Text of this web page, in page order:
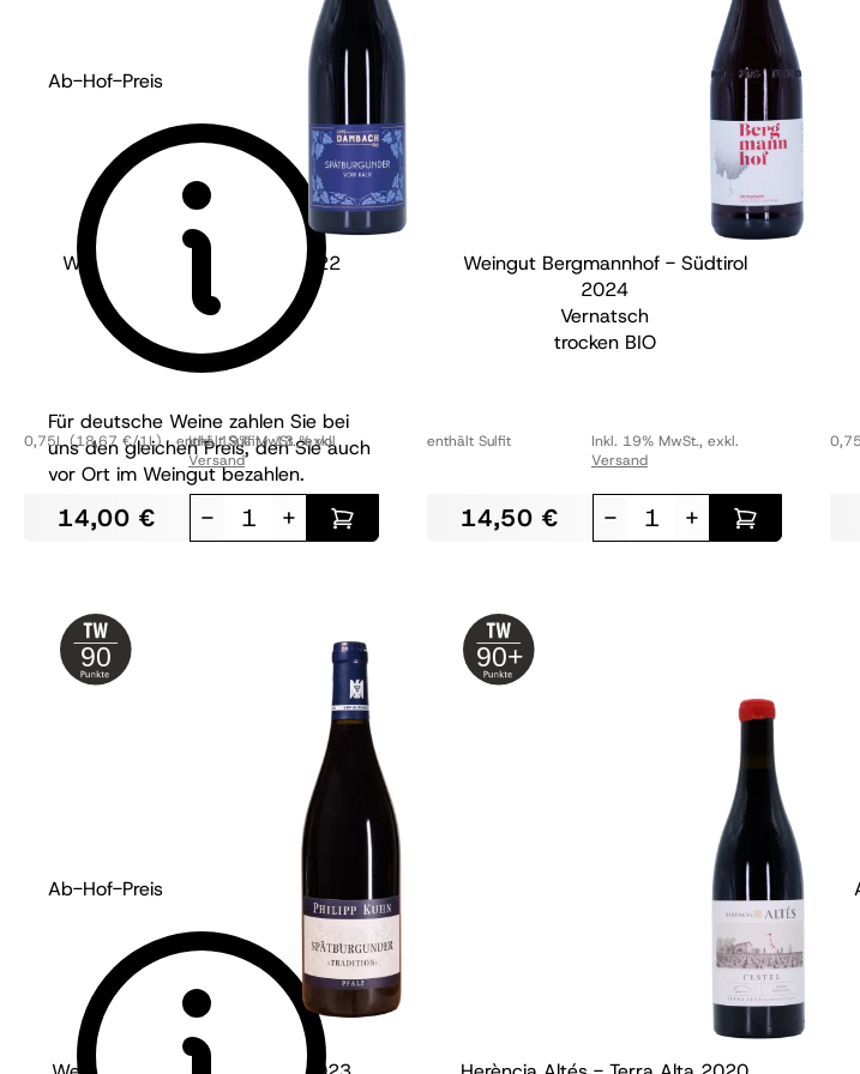
Weingut Dambach - Pfalz
2022
Spätburgunder vom Kalk
trocken
Ab-Hof-Preis
Für deutsche Weine zahlen Sie bei
uns den gleichen Preis, den Sie auch
vor Ort im Weingut bezahlen.
0,75L (18,67 €/1L) enthält Sulfit 13 % vol
14,00 €
Inkl. 19% MwSt.,exkl.
Versand
- +
Weingut Bergmannhof - Südtirol
2024
Vernatsch
trocken BIO
enthält Sulfit
14,50 €
Inkl. 19% MwSt., exkl.
Versand
- +
90
Ab-Hof-Preis
90+